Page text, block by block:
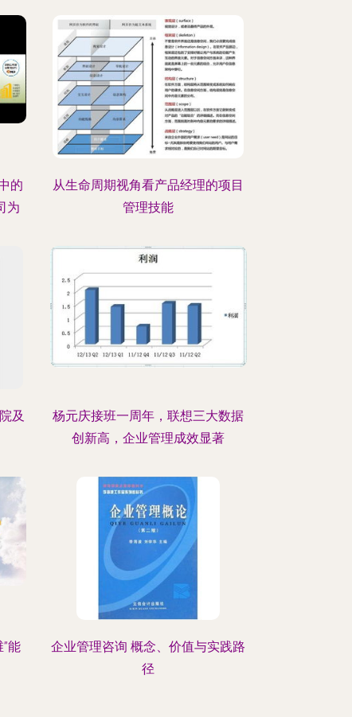
的
为
从生命周期视角看产品经理的项目
管理技能
及
杨元庆接班一周年，联想三大数据
创新高，企业管理成效显著
能
企业管理咨询 概念、价值与实践路
径